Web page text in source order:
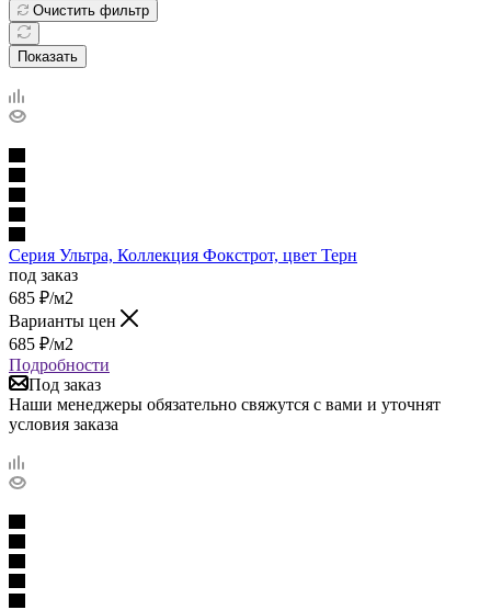
Очистить фильтр
Показать
Cерия Ультра, Коллекция Фокстрот, цвет Терн
под заказ
685 ₽/м2
Варианты цен
685 ₽/м2
Подробности
Под заказ
Наши менеджеры обязательно свяжутся с вами и уточнят
условия заказа